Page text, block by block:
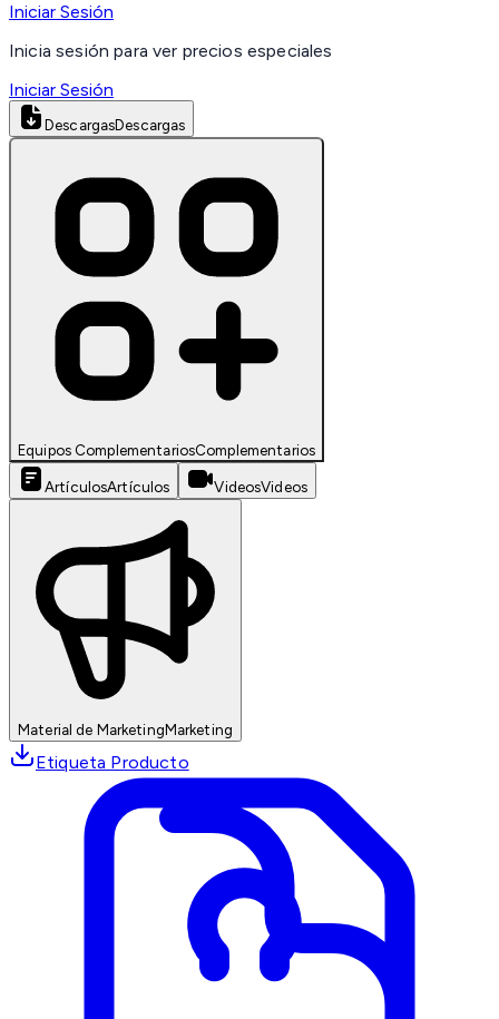
Iniciar Sesión
Inicia sesión para ver precios especiales
Iniciar Sesión
DescargasDescargas
Equipos ComplementariosComplementarios
ArtículosArtículos VideosVideos
Material de MarketingMarketing
Etiqueta Producto